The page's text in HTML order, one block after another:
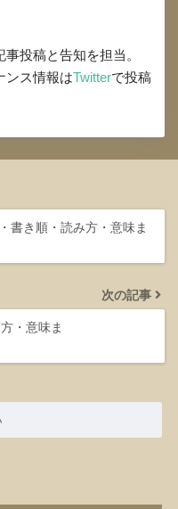
投稿と告知を担当。
ンス情報はTwitterで投稿
書き順・読み方・意味ま
次の記事
・意味ま